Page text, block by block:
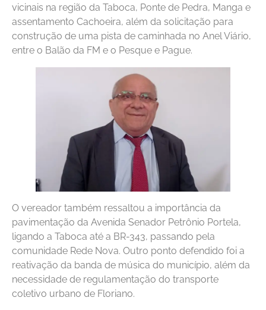
vicinais na região da Taboca, Ponte de Pedra, Manga e
assentamento Cachoeira, além da solicitação para
construção de uma pista de caminhada no Anel Viário,
entre o Balão da FM e o Pesque e Pague.
O vereador também ressaltou a importância da
pavimentação da Avenida Senador Petrônio Portela,
ligando a Taboca até a BR-343, passando pela
comunidade Rede Nova. Outro ponto defendido foi a
reativação da banda de música do município, além da
necessidade de regulamentação do transporte
coletivo urbano de Floriano.